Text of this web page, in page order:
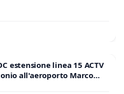
estensione linea 15 ACTV
all'aeroporto Marco